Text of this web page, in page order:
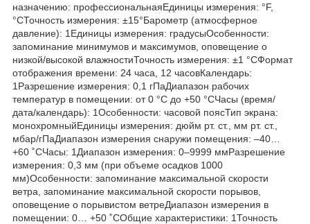
назначению: профессиональнаяЕдиницы измерения: °F,
°CТочность измерения: ±15°Барометр (атмосферное
давление): 1Единицы измерения: градусыОсобенности:
запоминание минимумов и максимумов, оповещение о
низкой/высокой влажностиТочность измерения: ±1 °CФормат
отображения времени: 24 часа, 12 часовКалендарь:
1Разрешение измерения: 0,1 гПаДиапазон рабочих
температур в помещении: от 0 °C до +50 °CЧасы (время/
дата/календарь): 1Особенности: часовой поясТип экрана:
монохромныйЕдиницы измерения: дюйм рт. ст., мм рт. ст.,
мбар/гПаДиапазон измерения снаружи помещения: –40…
+60 ˚CЧасы: 1Диапазон измерения: 0–9999 ммРазрешение
измерения: 0,3 мм (при объеме осадков 1000
мм)Особенности: запоминание максимальной скорости
ветра, запоминание максимальной скорости порывов,
оповещение о порывистом ветреДиапазон измерения в
помещении: 0… +50 ˚CОбщие характеристики: 1Точность